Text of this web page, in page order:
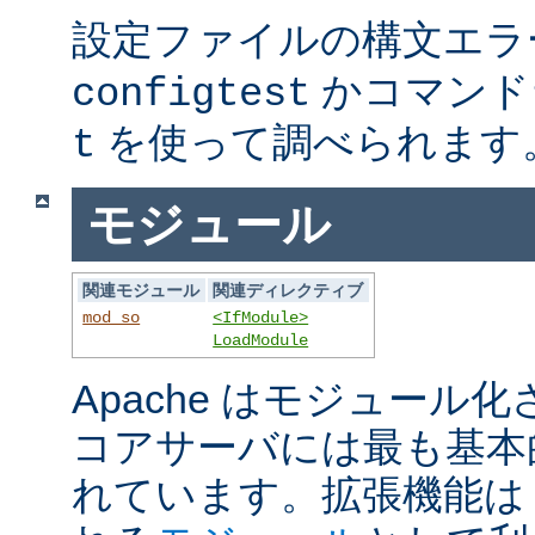
設定ファイルの構文エ
configtest かコマン
t を使って調べられます
モジュール
関連モジュール
関連ディレクティブ
mod_so
<IfModule>
LoadModule
Apache はモジュール化
コアサーバには最も基
れています。拡張機能